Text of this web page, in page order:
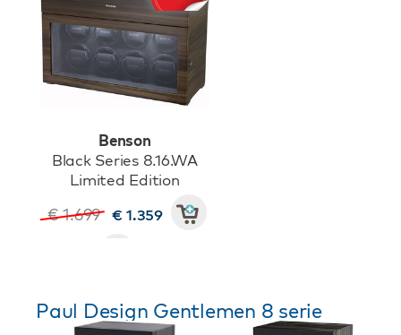
Benson
Black Series 8.16.WA
Limited Edition
€ 1.699 € 1.359
Paul Design Gentlemen 8 serie